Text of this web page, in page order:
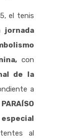
el tenis
jornada
con
de la
a
al